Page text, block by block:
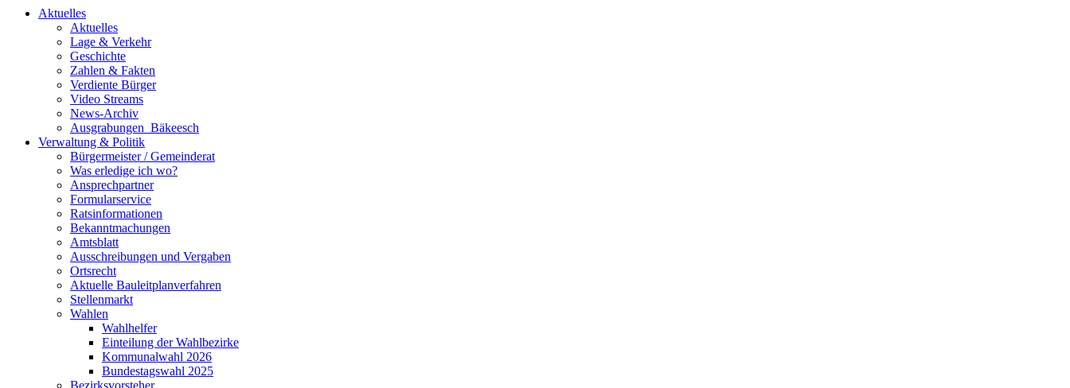
Aktuelles
Aktuelles
Lage & Verkehr
Geschichte
Zahlen & Fakten
Verdiente Bürger
Video Streams
News-Archiv
Ausgrabungen_Bäkeesch
Verwaltung & Politik
Bürgermeister / Gemeinderat
Was erledige ich wo?
Ansprechpartner
Formularservice
Ratsinformationen
Bekanntmachungen
Amtsblatt
Ausschreibungen und Vergaben
Ortsrecht
Aktuelle Bauleitplanverfahren
Stellenmarkt
Wahlen
Wahlhelfer
Einteilung der Wahlbezirke
Kommunalwahl 2026
Bundestagswahl 2025
Bezirksvorsteher